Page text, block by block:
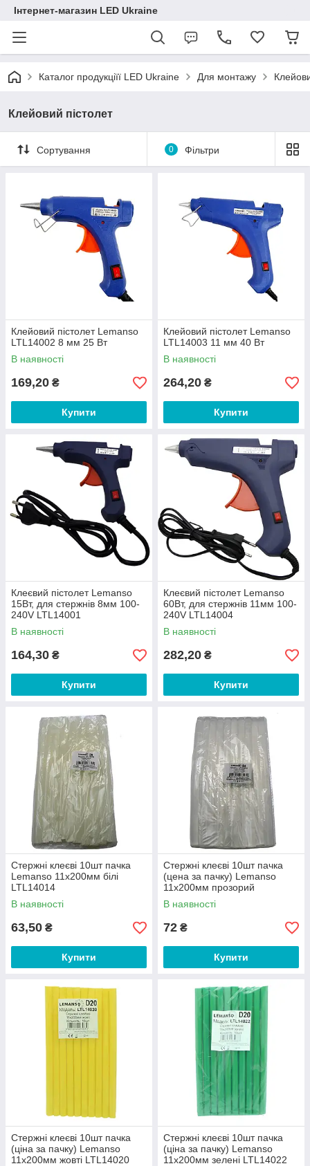
Інтернет-магазин LED Ukraine
Каталог продукціїї LED Ukraine Для монтажу
Клейовий пістолет
Сортування 0 Фільтри
Клейовий пістолет Lemanso
LTL14002 8 мм 25 Вт
В наявності
169,20 ₴
Купити
Клейовий пістолет Lemanso
LTL14003 11 мм 40 Вт
В наявності
264,20 ₴
Купити
Клеєвий пістолет Lemanso
15Вт, для стержнів 8мм 100-
240V LTL14001
В наявності
164,30 ₴
Купити
Клеєвий пістолет Lemanso
60Вт, для стержнів 11мм 100-
240V LTL14004
В наявності
282,20 ₴
Купити
Стержні клеєві 10шт пачка
Lemanso 11x200мм білі
LTL14014
В наявності
63,50 ₴
Купити
Стержні клеєві 10шт пачка
(цена за пачку) Lemanso
11x200мм прозорий
LTL14012
В наявності
72 ₴
Купити
Стержні клеєві 10шт пачка
(ціна за пачку) Lemanso
11x200мм жовті LTL14020
Стержні клеєві 10шт пачка
(ціна за пачку) Lemanso
11x200мм зелені LTL14022